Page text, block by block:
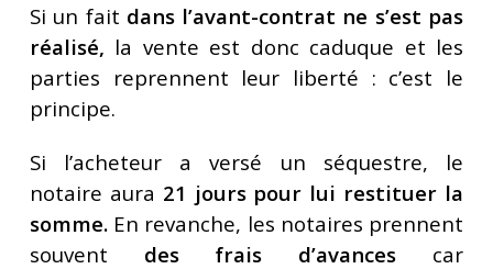
Si un fait dans l’avant-contrat ne s’est pas
réalisé, la vente est donc caduque et les
parties reprennent leur liberté : c’est le
principe.
Si l’acheteur a versé un séquestre, le
notaire aura 21 jours pour lui restituer la
somme.En revanche, les notaires prennent
souvent des frais d’avances car